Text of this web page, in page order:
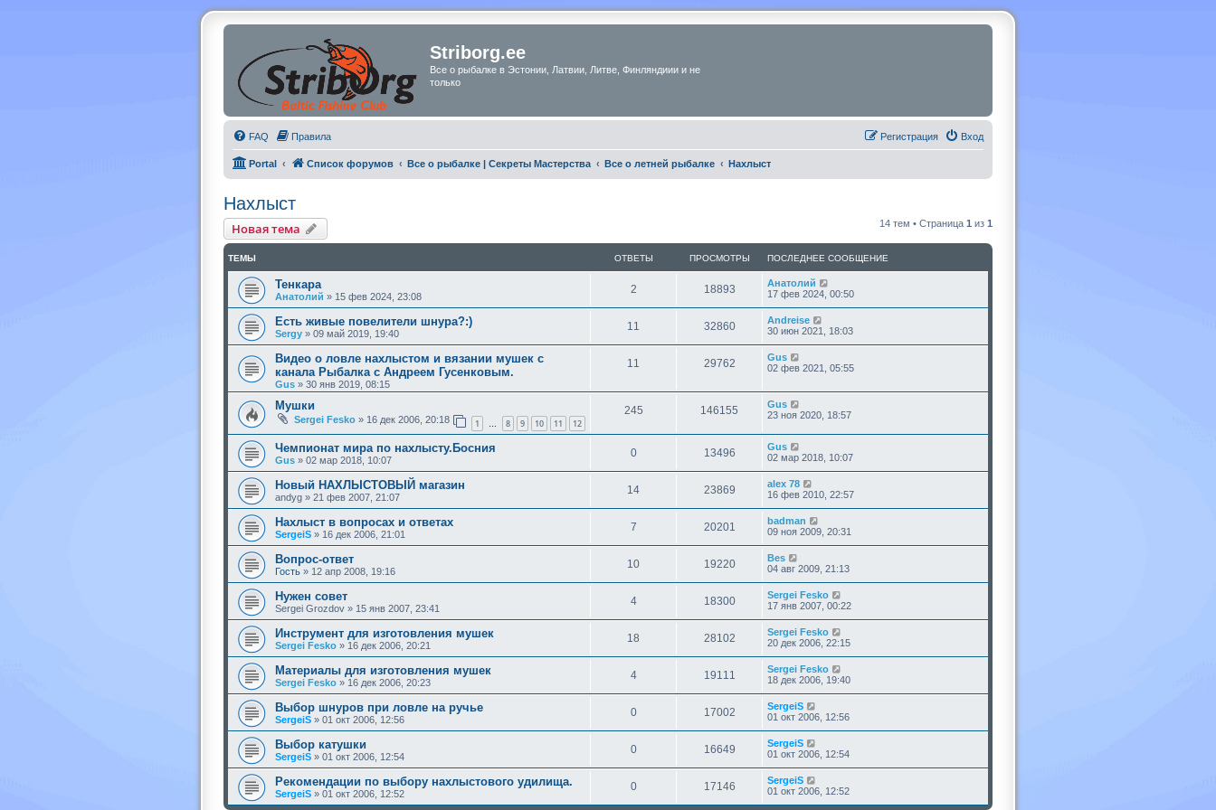
Striborg.ee
Все о рыбалке в Эстонии, Латвии, Литве, Финляндиии и не
только
FAQ Правила Вход
Регистрация
Portal Список форумов Все о рыбалке | Секреты Мастерства Все о летней рыбалке Нахлыст
Нахлыст
Новая тема 14 тем • Страница 1 из 1
ТЕМЫ ОТВЕТЫ ПРОСМОТРЫ ПОСЛЕДНЕЕ СООБЩЕНИЕ
Тенкара
Анатолий » 15 фев 2024, 23:08
2 18893
Анатолий
17 фев 2024, 00:50
Есть живые повелители шнура?:)
Sergy » 09 май 2019, 19:40
11 32860
Andreise
30 июн 2021, 18:03
Видео о ловле нахлыстом и вязании мушек с
канала Рыбалка с Андреем Гусенковым.
Gus » 30 янв 2019, 08:15
11 29762
Gus
02 фев 2021, 05:55
Мушки
Sergei Fesko » 16 дек 2006, 20:18 1 … 8 9 10 11 12
245 146155
Gus
23 ноя 2020, 18:57
Чемпионат мира по нахлысту.Босния
Gus » 02 мар 2018, 10:07
0 13496
Gus
02 мар 2018, 10:07
Новый НАХЛЫСТОВЫЙ магазин
andyg » 21 фев 2007, 21:07
14 23869
alex 78
16 фев 2010, 22:57
Нахлыст в вопросах и ответах
SergeiS » 16 дек 2006, 21:01
7 20201
badman
09 ноя 2009, 20:31
Вопрос-ответ
Гость » 12 апр 2008, 19:16
10 19220
Bes
04 авг 2009, 21:13
Нужен совет
Sergei Grozdov » 15 янв 2007, 23:41
4 18300
Sergei Fesko
17 янв 2007, 00:22
Инструмент для изготовления мушек
Sergei Fesko » 16 дек 2006, 20:21
18 28102
Sergei Fesko
20 дек 2006, 22:15
Материалы для изготовления мушек
Sergei Fesko » 16 дек 2006, 20:23
4 19111
Sergei Fesko
18 дек 2006, 19:40
Выбор шнуров при ловле на ручье
SergeiS » 01 окт 2006, 12:56
0 17002
SergeiS
01 окт 2006, 12:56
Выбор катушки
SergeiS » 01 окт 2006, 12:54
0 16649
SergeiS
01 окт 2006, 12:54
Рекомендации по выбору нахлыстового удилища.
SergeiS » 01 окт 2006, 12:52
0 17146
SergeiS
01 окт 2006, 12:52